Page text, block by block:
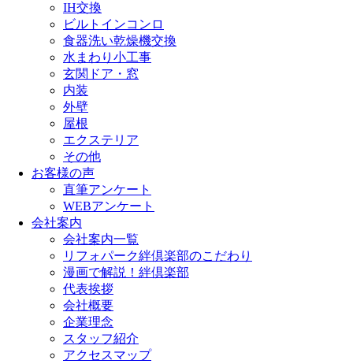
IH交換
ビルトインコンロ
食器洗い乾燥機交換
水まわり小工事
玄関ドア・窓
内装
外壁
屋根
エクステリア
その他
お客様の声
直筆アンケート
WEBアンケート
会社案内
会社案内一覧
リフォパーク絆倶楽部のこだわり
漫画で解説！絆倶楽部
代表挨拶
会社概要
企業理念
スタッフ紹介
アクセスマップ